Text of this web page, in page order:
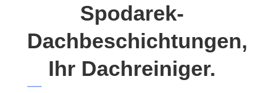
Spodarek-
Dachbeschichtungen,
Ihr Dachreiniger.